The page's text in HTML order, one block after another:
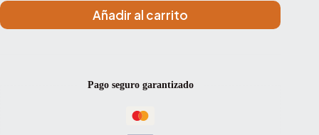
Añadir al carrito
Pago seguro garantizado